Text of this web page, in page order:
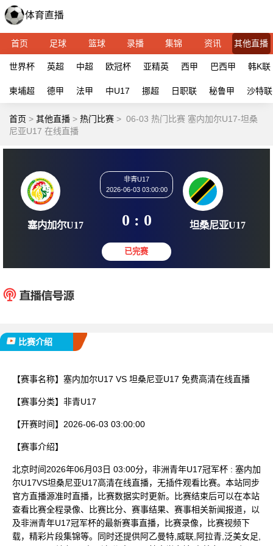
首页 足球 篮球 录播 集锦 资讯 其他直播
世界杯 英超 中超 欧冠杯 亚精英 西甲 巴西甲 韩K联
柬埔超 德甲 法甲 中U17 挪超 日职联 秘鲁甲 沙特联
首页 > 其他直播 > 热门比赛 > 06-03 热门比赛 塞内加尔U17-坦桑
尼亚U17 在线直播
非青U17
2026-06-03 03:00:00
0 : 0
比赛介绍
【赛事名称】 塞内加尔U17 VS 坦桑尼亚U17 免费高清在线直播
【赛事分类】 非青U17
【开赛时间】 2026-06-03 03:00:00
【赛事介绍】
北京时间2026年06月03日 03:00分，非洲青年U17冠军杯 : 塞内加
尔U17VS坦桑尼亚U17高清在线直播，无插件观看比赛。本站同步
官方直播源准时直播，比赛数据实时更新。比赛结束后可以在本站
查看比赛全程录像、比赛比分、赛事结果、赛事相关新闻报道，以
及非洲青年U17冠军杯的最新赛事直播，比赛录像，比赛视频下
载，精彩片段集锦等。同时还提供阿乙曼特,威联,阿拉青,泛美女足,